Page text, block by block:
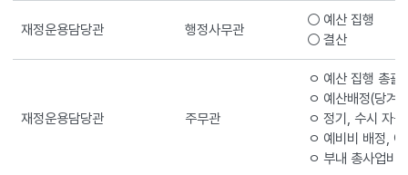
재정운용담당관 행정사무관
○ 예산 집행
○ 결산
재정운용담당관 주무관
ㅇ 예산 집행 총괄
ㅇ 예산배정(당겨
ㅇ 정기, 수시 자
ㅇ 예비비 배정,
ㅇ 부내 총사업비